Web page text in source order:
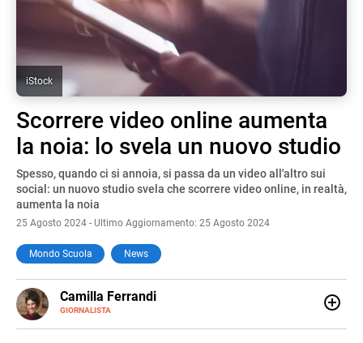
iStock
Scorrere video online aumenta
la noia: lo svela un nuovo studio
Spesso, quando ci si annoia, si passa da un video all'altro sui
social: un nuovo studio svela che scorrere video online, in realtà,
aumenta la noia
25 Agosto 2024 - Ultimo Aggiornamento: 25 Agosto 2024
Mondo Scuola News
Camilla Ferrandi
GIORNALISTA
E-
MAIL
LINKEDIN